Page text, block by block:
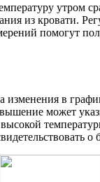
утром
из кровати.
помогут
в
может
о